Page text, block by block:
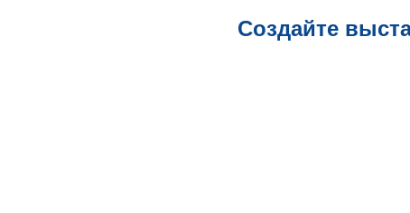
Создайте